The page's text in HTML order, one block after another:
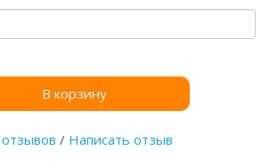
В корзину
/ Написать отзыв